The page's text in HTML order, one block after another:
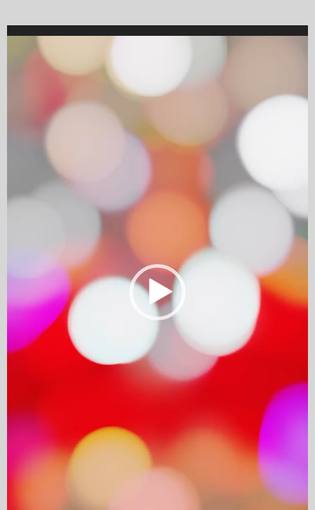
Video
Player